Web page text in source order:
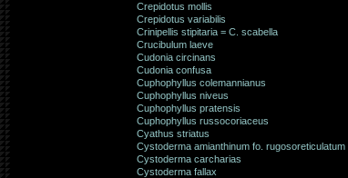
Crepidotus mollis
Crepidotus variabilis
Crinipellis stipitaria = C. scabella
Crucibulum laeve
Cudonia circinans
Cudonia confusa
Cuphophyllus colemannianus
Cuphophyllus niveus
Cuphophyllus pratensis
Cuphophyllus russocoriaceus
Cyathus striatus
Cystoderma amianthinum fo. rugosoreticulatum
Cystoderma carcharias
Cystoderma fallax